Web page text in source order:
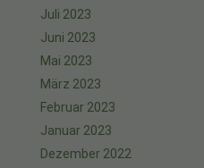
Juli 2023
Juni 2023
Mai 2023
März 2023
Februar 2023
Januar 2023
Dezember 2022